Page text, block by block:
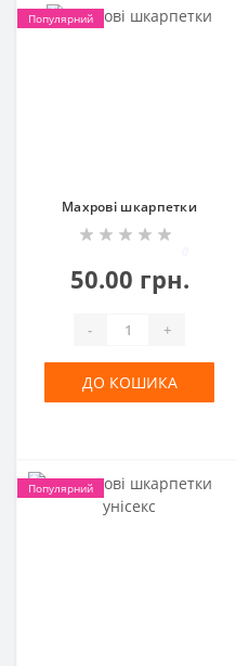
Популярний
Махрові шкарпетки
50.00 грн.
- +
ДО КОШИКА
Популярний